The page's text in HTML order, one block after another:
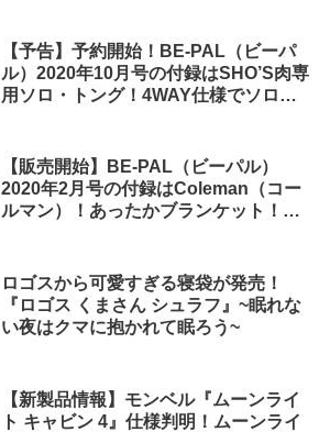
【予告】予約開始！BE-PAL（ビーパ
ル）2020年10月号の付録はSHO’S肉専
用ソロ・トング！4WAY仕様でソロ肉
【販売開始】BE-PAL（ビーパル）
2020年2月号の付録はColeman（コー
ルマン）！あったかブランケット！実
ロゴスから可愛すぎる寝袋が発売！
『ロゴス くまさん シュラフ』~眠れな
い夜はクマに抱かれて眠ろう~
【新製品情報】モンベル『ムーンライ
ト キャビン 4』仕様判明！ムーンライ